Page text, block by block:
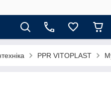
PPR VITOPLAST